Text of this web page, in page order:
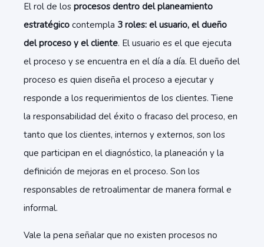
El rol de los procesos dentro del planeamiento
estratégico contempla 3 roles: el usuario, el dueño
del proceso y el cliente. El usuario es el que ejecuta
el proceso y se encuentra en el día a día. El dueño del
proceso es quien diseña el proceso a ejecutar y
responde a los requerimientos de los clientes. Tiene
la responsabilidad del éxito o fracaso del proceso, en
tanto que los clientes, internos y externos, son los
que participan en el diagnóstico, la planeación y la
definición de mejoras en el proceso. Son los
responsables de retroalimentar de manera formal e
informal.
Vale la pena señalar que no existen procesos no